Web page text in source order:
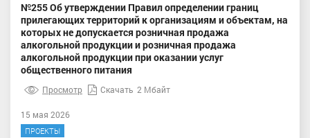
№255 Об утверждении Правил определении границ
прилегающих территорий к организациям и объектам, на
которых не допускается розничная продажа
алкогольной продукции и розничная продажа
алкогольной продукции при оказании услуг
общественного питания
Просмотр Скачать 2 Мбайт
15 мая 2026
ПРОЕКТЫ